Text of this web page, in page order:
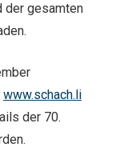
der gesamten
www.schach.li
der 70.